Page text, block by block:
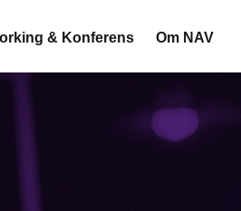
& Konferens Om NAV